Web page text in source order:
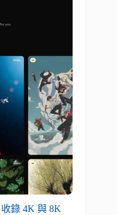
錄 4K 與 8K